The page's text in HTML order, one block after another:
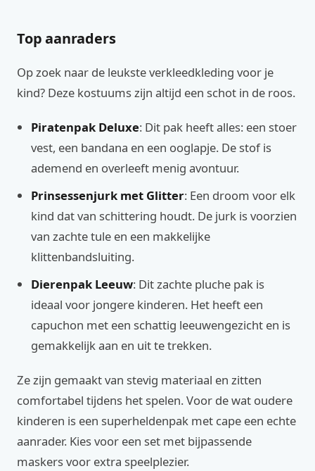
Top aanraders
Op zoek naar de leukste verkleedkleding voor je
kind? Deze kostuums zijn altijd een schot in de roos.
Piratenpak Deluxe: Dit pak heeft alles: een stoer
vest, een bandana en een ooglapje. De stof is
ademend en overleeft menig avontuur.
Prinsessenjurk met Glitter: Een droom voor elk
kind dat van schittering houdt. De jurk is voorzien
van zachte tule en een makkelijke
klittenbandsluiting.
Dierenpak Leeuw: Dit zachte pluche pak is
ideaal voor jongere kinderen. Het heeft een
capuchon met een schattig leeuwengezicht en is
gemakkelijk aan en uit te trekken.
Ze zijn gemaakt van stevig materiaal en zitten
comfortabel tijdens het spelen. Voor de wat oudere
kinderen is een superheldenpak met cape een echte
aanrader. Kies voor een set met bijpassende
maskers voor extra speelplezier.